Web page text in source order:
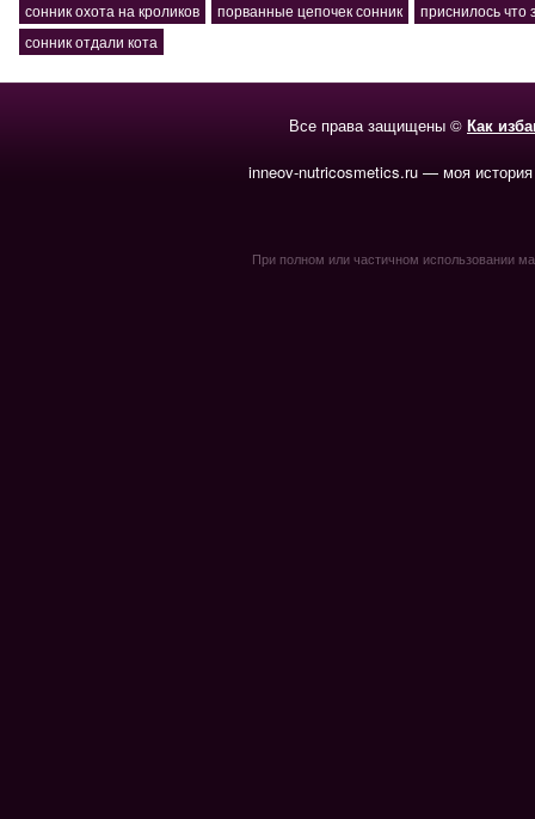
сонник охота на кроликов порванные цепочек сонник
приснилось что
сонник отдали кота
Все права защищены © Как
inneov-nutricosmetics.ru — моя
При полном или частичном использовании